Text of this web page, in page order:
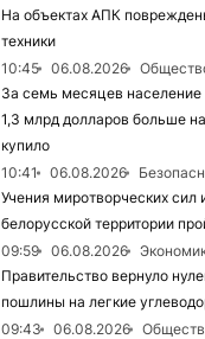
На объектах АПК
техники
10:45
06.08.2026
За семь месяцев население
1,3 млрд долларов больше
купило
10:41
06.08.2026
Учения миротворческих
белорусской территории
09:59
06.08.2026
Правительство вернуло
пошлины на легкие
09:43
06.08.2026